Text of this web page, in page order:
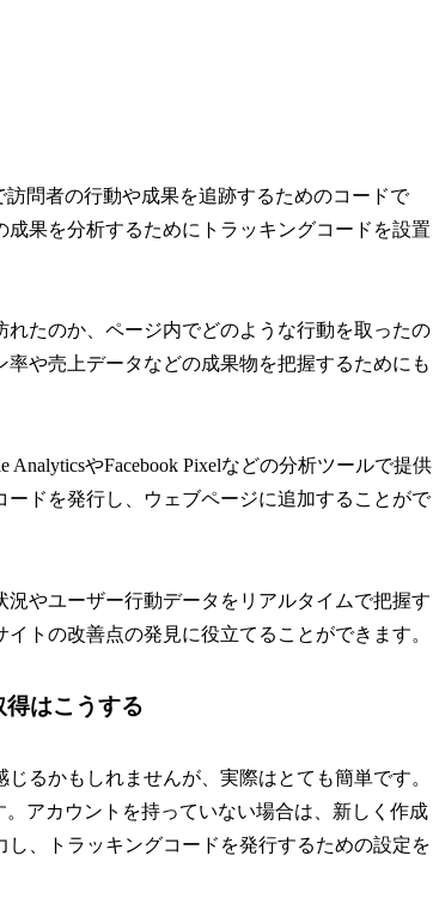
問者の行動や成果を追跡するためのコードで
果を分析するためにトラッキングコードを設置
たのか、ページ内でどのような行動を取ったの
や売上データなどの成果物を把握するためにも
やFacebook Pixelなどの分析ツールで提供
ドを発行し、ウェブページに追加することがで
やユーザー行動データをリアルタイムで把握す
トの改善点の発見に役立てることができます。
はこうする
るかもしれませんが、実際はとても簡単です。
。アカウントを持っていない場合は、新しく作成
、トラッキングコードを発行するための設定を